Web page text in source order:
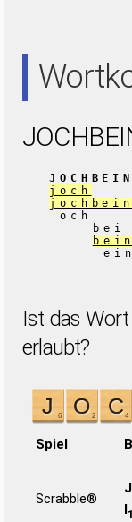
JOCHBEIN
joch
jochbein
och
bei
bein
ein
Ist das Wort
erlaubt?
Spiel
Scrabble®
J
I1